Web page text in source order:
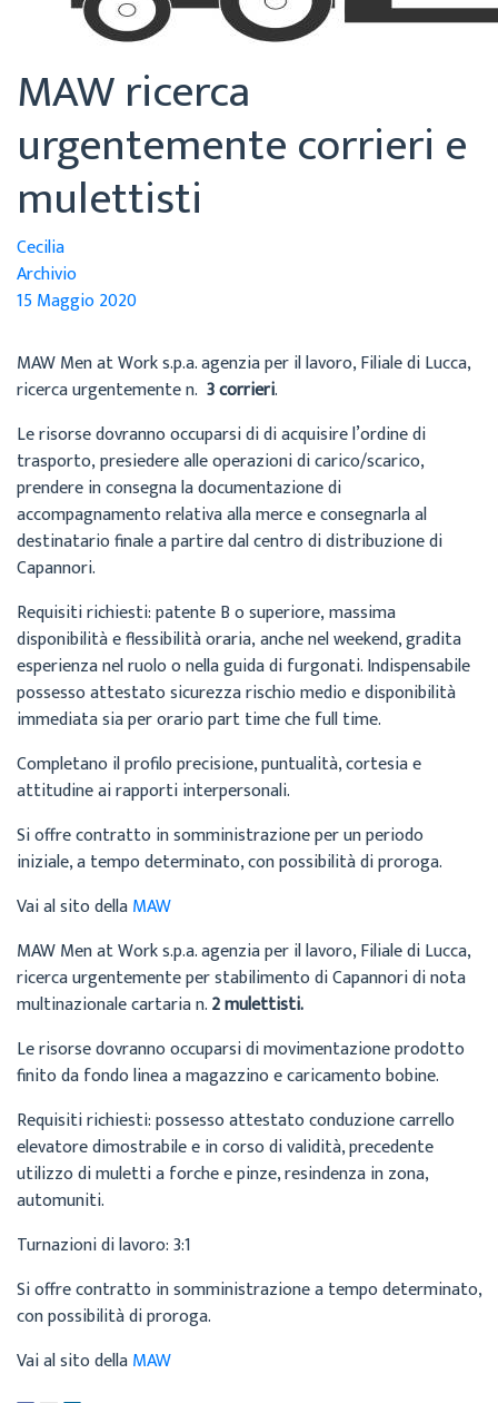
MAW ricerca
urgentemente corrieri e
mulettisti
Cecilia
Archivio
15 Maggio 2020
MAW Men at Work s.p.a. agenzia per il lavoro, Filiale di Lucca,
ricerca urgentemente n. 3 corrieri.
Le risorse dovranno occuparsi di di acquisire l’ordine di
trasporto, presiedere alle operazioni di carico/scarico,
prendere in consegna la documentazione di
accompagnamento relativa alla merce e consegnarla al
destinatario finale a partire dal centro di distribuzione di
Capannori.
Requisiti richiesti: patente B o superiore, massima
disponibilità e flessibilità oraria, anche nel weekend, gradita
esperienza nel ruolo o nella guida di furgonati. Indispensabile
possesso attestato sicurezza rischio medio e disponibilità
immediata sia per orario part time che full time.
Completano il profilo precisione, puntualità, cortesia e
attitudine ai rapporti interpersonali.
Si offre contratto in somministrazione per un periodo
iniziale, a tempo determinato, con possibilità di proroga.
Vai al sito dellaMAW
MAW Men at Work s.p.a. agenzia per il lavoro, Filiale di Lucca,
ricerca urgentemente per stabilimento di Capannori di nota
multinazionale cartaria n.2 mulettisti.
Le risorse dovranno occuparsi di movimentazione prodotto
finito da fondo linea a magazzino e caricamento bobine.
Requisiti richiesti: possesso attestato conduzione carrello
elevatore dimostrabile e in corso di validità, precedente
utilizzo di muletti a forche e pinze, resindenza in zona,
automuniti.
Turnazioni di lavoro: 3:1
Si offre contratto in somministrazione a tempo determinato,
con possibilità di proroga.
Vai al sito dellaMAW